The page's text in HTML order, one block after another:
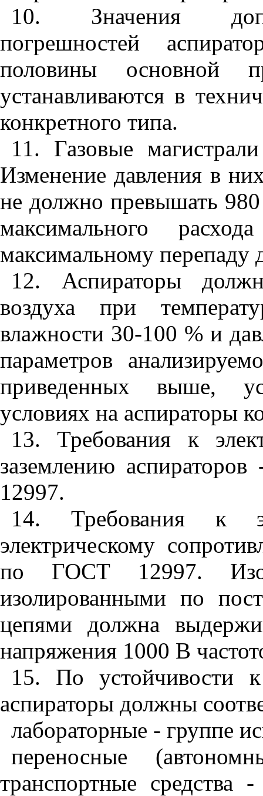
10. Значения
погрешностей
половины основной
устанавливаются в
конкретного типа.
11. Газовые
Изменение давления в
не должно превышать
максимального
максимальному перепаду
12. Аспираторы
воздуха при
влажности 30-100 % и
параметров
приведенных выше,
условиях на аспираторы
13. Требования к
заземлению
12997.
14. Требования к
электрическому
по ГОСТ 12997.
изолированными по
цепями должна
напряжения 1000 В
15. По устойчивости к
аспираторы должны
лабораторные - группе
переносные
транспортные